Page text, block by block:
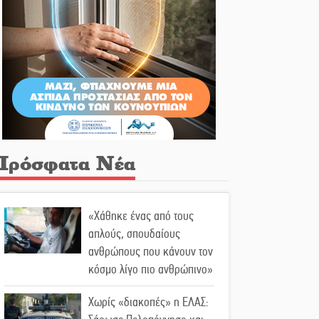
Νέα
«Χάθηκε ένας από τους
απλούς, σπουδαίους
ανθρώπους που κάνουν τον
κόσμο λίγο πιο ανθρώπινο»
Χωρίς «διακοπές» η ΕΛΑΣ: